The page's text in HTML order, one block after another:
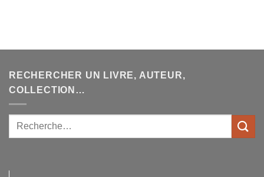
RECHERCHER UN LIVRE, AUTEUR,
COLLECTION…